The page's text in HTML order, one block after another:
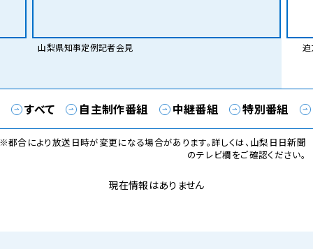
山梨県知事定例記者会見 迫
すべて 自主制作番組 中継番組 特別番組
都合により放送日時が変更になる場合があります。詳しくは、山梨日日新聞
のテレビ欄をご確認ください。
現在情報はありません